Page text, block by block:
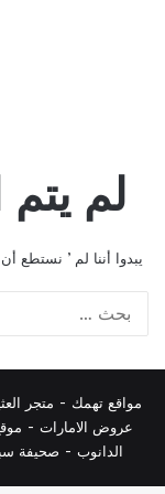
لم يتم
يبدوا أننا لم ’
مواقع تهمك - متجر
عروض الامارات -
الدانوب - صحيفة